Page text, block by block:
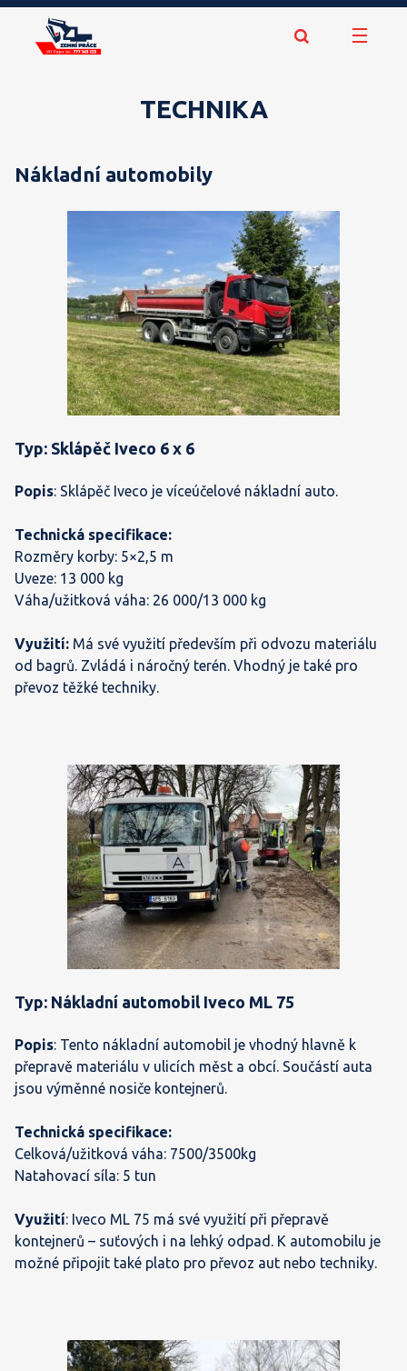
TECHNIKA
Nákladní automobily
Typ: Sklápěč Iveco 6 x 6
Popis: Sklápěč Iveco je víceúčelové nákladní auto.
Technická specifikace:
Rozměry korby: 5×2,5 m
Uveze: 13 000 kg
Váha/užitková váha: 26 000/13 000 kg
Využití: Má své využití především při odvozu materiálu
od bagrů. Zvládá i náročný terén. Vhodný je také pro
převoz těžké techniky.
Typ: Nákladní automobil Iveco ML 75
Popis: Tento nákladní automobil je vhodný hlavně k
přepravě materiálu v ulicích měst a obcí. Součástí auta
jsou výměnné nosiče kontejnerů.
Technická specifikace:
Celková/užitková váha: 7500/3500kg
Natahovací síla: 5 tun
Využití: Iveco ML 75 má své využití při přepravě
kontejnerů – suťových i na lehký odpad. K automobilu je
možné připojit také plato pro převoz aut nebo techniky.